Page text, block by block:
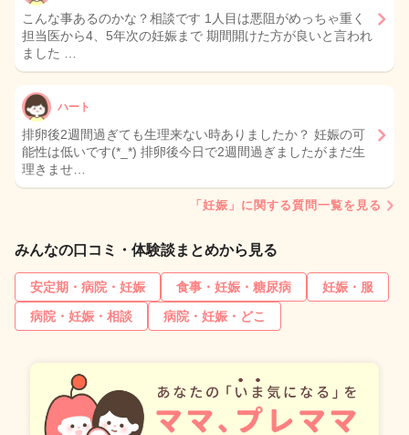
こんな事あるのかな？相談です 1人目は悪阻がめっちゃ重く
担当医から4、5年次の妊娠まで 期間開けた方が良いと言われ
ました …
ハート
排卵後2週間過ぎても生理来ない時ありましたか？ 妊娠の可
能性は低いです(*_*) 排卵後今日で2週間過ぎましたがまだ生
理きませ…
「妊娠」に関する質問一覧を見る
みんなの口コミ・体験談まとめから見る
安定期・病院・妊娠 食事・妊娠・糖尿病
妊娠・服
病院・妊娠・相談
病院・妊娠・どこ